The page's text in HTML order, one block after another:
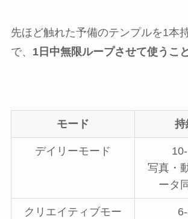
先ほど触れた予備のテンプルを1本
で、 1日中無限ループさせて使うこ
モード 持
デイリーモード
写真・
ータ
クリエイティブモー